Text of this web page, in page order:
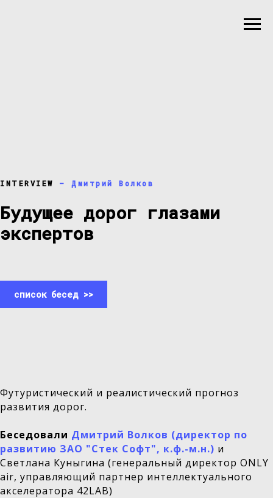
INTERVIEW — Дмитрий Волков
Будущее дорог глазами
экспертов
список бесед >>
Футуристический и реалистический прогноз
развития дорог.
Беседовали Дмитрий Волков (директор по
развитию ЗАО "Стек Софт", к.ф.-м.н.) и
Светлана Куныгина (генеральный директор ONLY
air, управляющий партнер интеллектуального
акселератора 42LAB)